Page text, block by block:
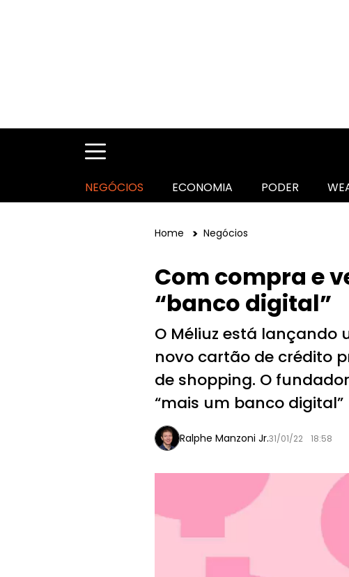
NEGÓCIOS ECONOMIA PODER
Home Negócios
Com compra e
“banco digital”
O Méliuz está
novo cartão de crédito
de shopping. O
“mais um banco digital”
Ralphe Manzoni Jr.31/01/22 18:58